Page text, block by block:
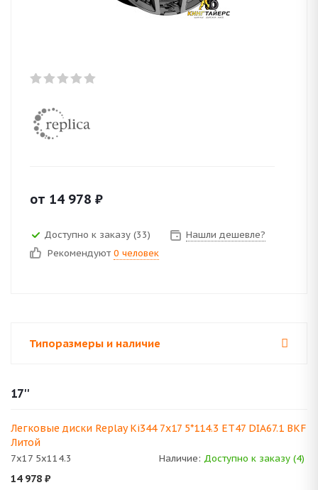
от 14 978 ₽
Доступно к заказу (33)
Нашли дешевле?
Рекомендуют 0 человек
Типоразмеры и наличие
17''
Легковые диски Replay Ki344 7x17 5*114.3 ET47 DIA67.1 BKF
Литой
7x17 5x114.3 Наличие: Доступно к заказу (4)
14 978 ₽